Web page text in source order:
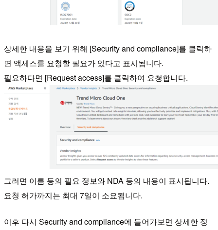
상세한 내용을 보기 위해 [Security and compliance]를 클릭하
면 액세스를 요청할 필요가 있다고 표시됩니다.
필요하다면 [Request access]를 클릭하여 요청합니다.
그러면 이름 등의 필요 정보와 NDA 등의 내용이 표시됩니다.
요청 허가까지는 최대 7일이 소요됩니다.
이후 다시 Security and compliance에 들어가보면 상세한 정